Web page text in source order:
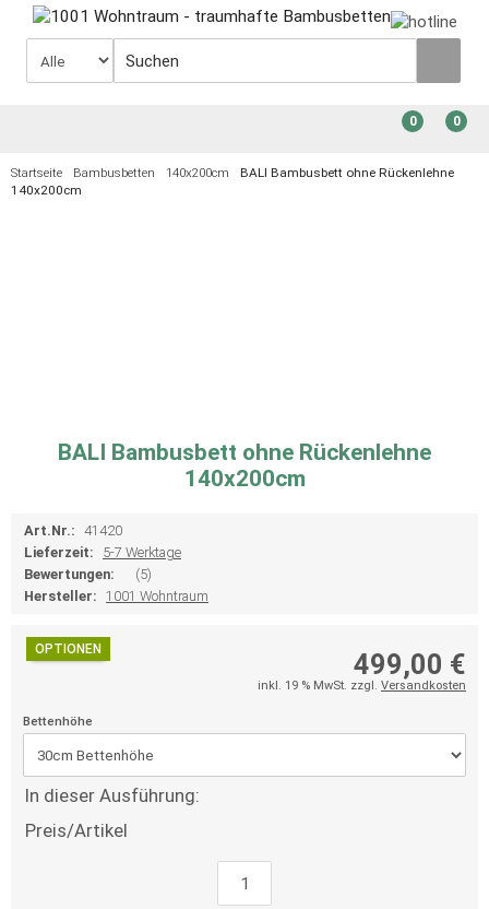
0
0
Startseite Bambusbetten 140x200cm
BALI Bambusbett ohne Rückenlehne
140x200cm
BALI Bambusbett ohne Rückenlehne
140x200cm
Art.Nr.: 41420
Lieferzeit:
5-7 Werktage
Bewertungen:
(5)
Hersteller: 1001 Wohntraum
OPTIONEN 499,00 €
inkl. 19 % MwSt. zzgl. Versandkosten
Bettenhöhe
In dieser Ausführung:
Preis/Artikel